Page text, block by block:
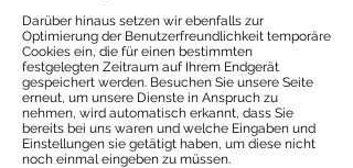
Darüber hinaus setzen wir ebenfalls zur
Optimierung der Benutzerfreundlichkeit temporäre
Cookies ein, die für einen bestimmten
festgelegten Zeitraum auf Ihrem Endgerät
gespeichert werden. Besuchen Sie unsere Seite
erneut, um unsere Dienste in Anspruch zu
nehmen, wird automatisch erkannt, dass Sie
bereits bei uns waren und welche Eingaben und
Einstellungen sie getätigt haben, um diese nicht
noch einmal eingeben zu müssen.